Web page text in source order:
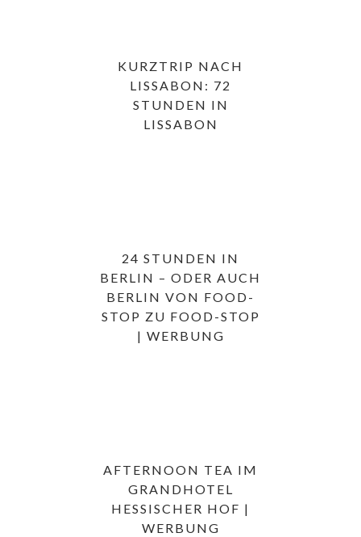
KURZTRIP NACH
LISSABON: 72
STUNDEN IN
LISSABON
24 STUNDEN IN
BERLIN – ODER AUCH
BERLIN VON FOOD-
STOP ZU FOOD-STOP
| WERBUNG
AFTERNOON TEA IM
GRANDHOTEL
HESSISCHER HOF |
WERBUNG